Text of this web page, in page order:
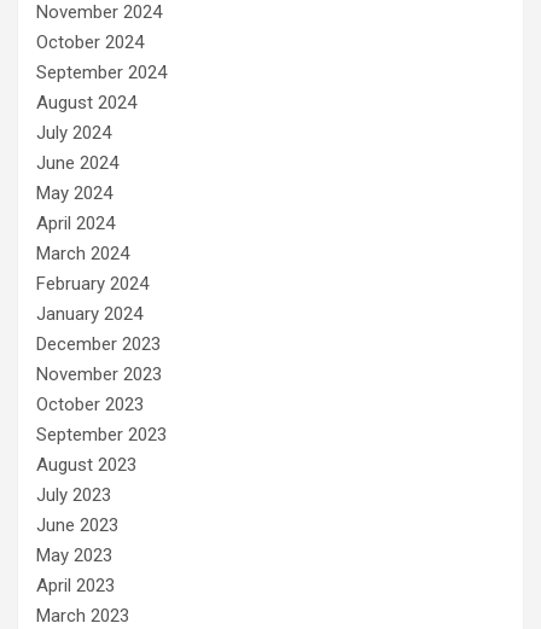
November 2024
October 2024
September 2024
August 2024
July 2024
June 2024
May 2024
April 2024
March 2024
February 2024
January 2024
December 2023
November 2023
October 2023
September 2023
August 2023
July 2023
June 2023
May 2023
April 2023
March 2023